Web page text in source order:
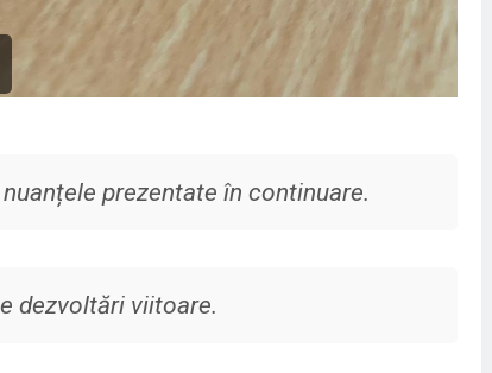
prezentate în continuare.
dezvoltări viitoare.